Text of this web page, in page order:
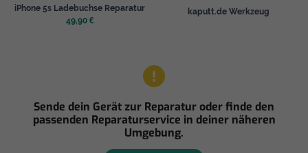
Reparieren lassen
iPhone 5s Ladebuchse Reparatur
49,90 €
kaputt.de Werkzeug
Sende dein Gerät zur Reparatur oder finde den
passenden Reparaturservice in deiner näheren
Umgebung.